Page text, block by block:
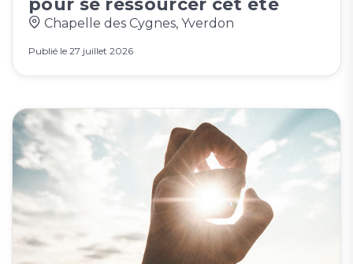
Chapelle des Cygnes, Yverdon
Publié le 27 juillet 2026